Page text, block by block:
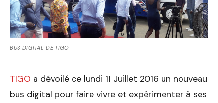
BUS DIGITAL DE TIGO
TIGO a dévoilé ce lundi 11 Juillet 2016 un nouveau
bus digital pour faire vivre et expérimenter à ses